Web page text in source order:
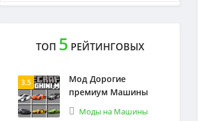
ТОП 5 РЕЙТИНГОВЫХ
3.5
Мод Дорогие
премиум Машины
Моды на Машины